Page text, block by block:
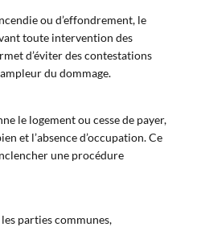
ou d’effondrement, le
toute intervention des
d’éviter des contestations
du dommage.
le logement ou cesse de payer,
et l’absence d’occupation. Ce
une procédure
parties communes,